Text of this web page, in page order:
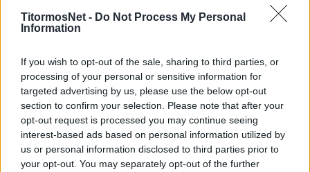
TitormosNet - Do Not Process My Personal
Information
If you wish to opt-out of the sale, sharing to third parties, or
processing of your personal or sensitive information for
targeted advertising by us, please use the below opt-out
section to confirm your selection. Please note that after your
opt-out request is processed you may continue seeing
interest-based ads based on personal information utilized by
us or personal information disclosed to third parties prior to
your opt-out. You may separately opt-out of the further
Tα υποψήφια Stoiximan Best Goal της 3ης &
4ης αγωνιστικής Playouts του
League είναι τα ακόλουθα:
1/ Χ. Μιριτέλο, 3η αγ.-Αστέρας Τρίπολης
2/ Γ.Α. Ασεχνούν, 3η αγ.-Βόλος
3/ Κ. Άλεξιτς, 4η αγ.-Πανσερραϊκός